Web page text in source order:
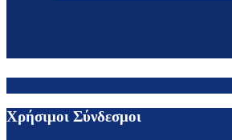
Χρήσιμοι Σύνδεσμοι